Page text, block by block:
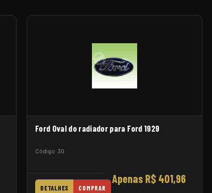
Ford Oval do radiador para Ford 1929
Código: 30
Apenas R$ 401,96
DETALHES COMPRAR